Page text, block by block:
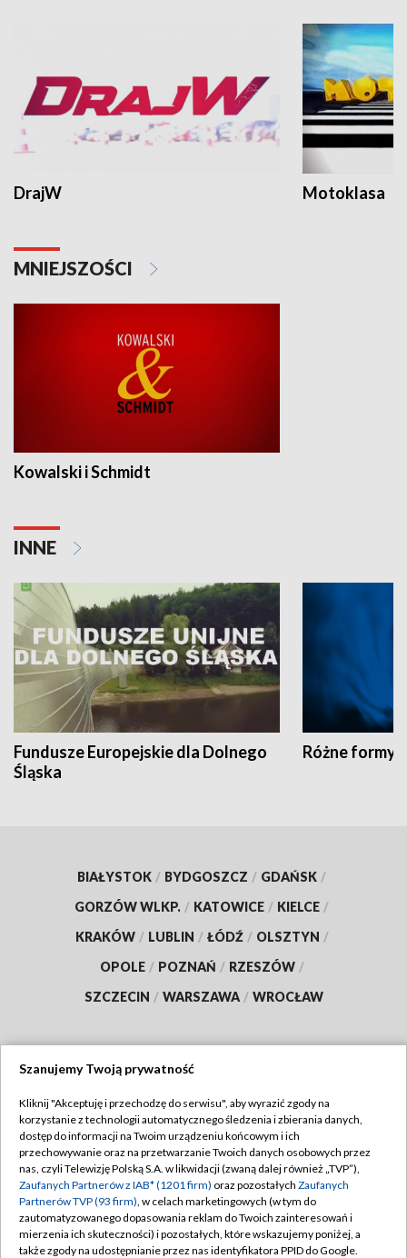
DrajW Motoklasa
MNIEJSZOŚCI
Kowalski i Schmidt
INNE
Fundusze Europejskie dla Dolnego
Śląska
Różne formy
BIAŁYSTOK / BYDGOSZCZ / GDAŃSK /
GORZÓW WLKP. / KATOWICE / KIELCE /
KRAKÓW / LUBLIN / ŁÓDŹ / OLSZTYN /
OPOLE / POZNAŃ / RZESZÓW /
SZCZECIN / WARSZAWA / WROCŁAW
TVP
Abonament TVP
Emisja w TVP
Centrum informacji TVP
Naziemna Telewizja Cyfrowa
Regulamin TVP
Polityka prywatności
Moje zgody
Pomoc
Szanujemy Twoją prywatność
Kliknij "Akceptuję i przechodzę do serwisu", aby wyrazić zgody na
korzystanie z technologii automatycznego śledzenia i zbierania danych,
dostęp do informacji na Twoim urządzeniu końcowym i ich
przechowywanie oraz na przetwarzanie Twoich danych osobowych przez
nas, czyli Telewizję Polską S.A. w likwidacji (zwaną dalej również „TVP”),
Zaufanych Partnerów z IAB* (1201 firm) oraz pozostałych Zaufanych
Partnerów TVP (93 firm), w celach marketingowych (w tym do
zautomatyzowanego dopasowania reklam do Twoich zainteresowań i
mierzenia ich skuteczności) i pozostałych, które wskazujemy poniżej, a
także zgody na udostępnianie przez nas identyfikatora PPID do Google.